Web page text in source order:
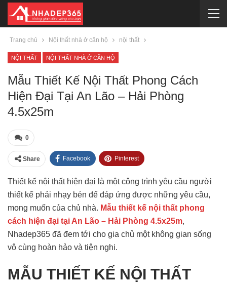
Trang chủ Nội thất nhà ở căn hộ nội thất
NỘI THẤT NỘI THẤT NHÀ Ở CĂN HỘ
Mẫu Thiết Kế Nội Thất Phong Cách
Hiện Đại Tại An Lão – Hải Phòng
4.5x25m
0
Share Facebook Pinterest
Thiết kế nội thất hiện đại là một công trình yêu cầu người
thiết kế phải nhạy bén để đáp ứng được những yêu cầu,
mong muốn của chủ nhà. Mẫu thiết kế nội thất phong
cách hiện đại tại An Lão – Hải Phòng 4.5x25m,
Nhadep365 đã đem tới cho gia chủ một không gian sống
vô cùng hoàn hảo và tiện nghi.
MẪU THIẾT KẾ NỘI THẤT